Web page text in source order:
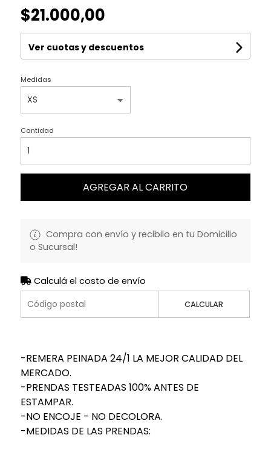
$21.000,00
Ver cuotas y descuentos
Medidas
Cantidad
AGREGAR AL CARRITO
Compra con envío y recibilo en tu Domicilio
o Sucursal!
Calculá el costo de envío
CALCULAR
-REMERA PEINADA 24/1 LA MEJOR CALIDAD DEL
MERCADO.
-PRENDAS TESTEADAS 100% ANTES DE
ESTAMPAR.
-NO ENCOJE - NO DECOLORA.
-MEDIDAS DE LAS PRENDAS: